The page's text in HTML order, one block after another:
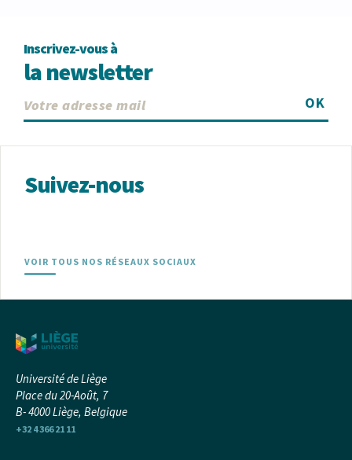
Inscrivez-vous à
la newsletter
OK
Suivez-nous
VOIR TOUS NOS RÉSEAUX SOCIAUX
Université de Liège
Place du 20-Août, 7
B- 4000 Liège, Belgique
+32 4 366 21 11